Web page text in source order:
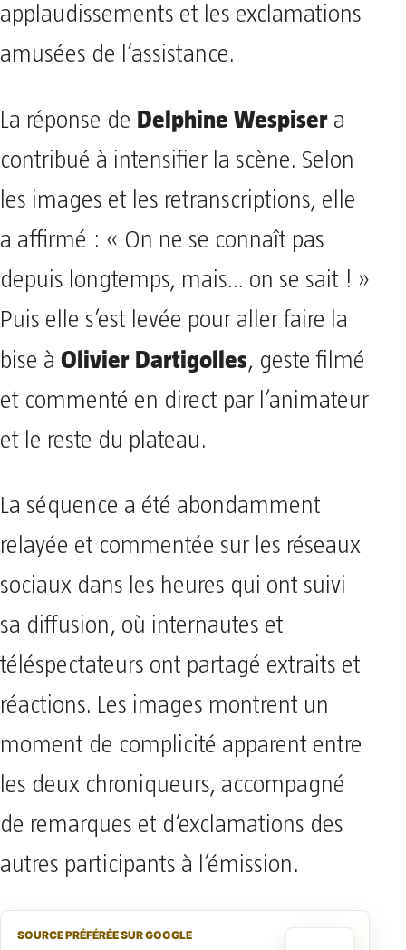
applaudissements et les exclamations
amusées de l’assistance.
La réponse de Delphine Wespiser a
contribué à intensifier la scène. Selon
les images et les retranscriptions, elle
a affirmé : « On ne se connaît pas
depuis longtemps, mais… on se sait ! »
Puis elle s’est levée pour aller faire la
bise à Olivier Dartigolles, geste filmé
et commenté en direct par l’animateur
et le reste du plateau.
La séquence a été abondamment
relayée et commentée sur les réseaux
sociaux dans les heures qui ont suivi
sa diffusion, où internautes et
téléspectateurs ont partagé extraits et
réactions. Les images montrent un
moment de complicité apparent entre
les deux chroniqueurs, accompagné
de remarques et d’exclamations des
autres participants à l’émission.
SOURCE PRÉFÉRÉE SUR GOOGLE